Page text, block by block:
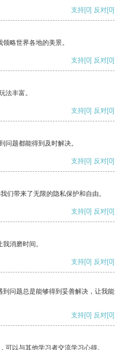
支持[0] 反对[0]
略世界各地的美景。
支持[0] 反对[0]
法丰富。
支持[0] 反对[0]
问题都能得到及时解决。
支持[0] 反对[0]
们带来了无限的隐私保护和自由。
支持[0] 反对[0]
消磨时间。
支持[0] 反对[0]
问题总是能够得到妥善解决，让我能
支持[0] 反对[0]
可以与其他学习者交流学习心得。